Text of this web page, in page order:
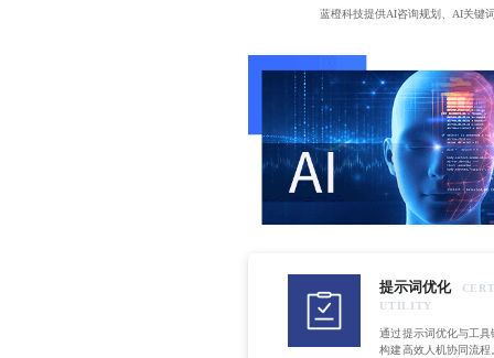
蓝橙科技提供AI咨询规划、AI关键
提示词优化
UTILITY
通过提示词优化与工
构建高效人机协同流